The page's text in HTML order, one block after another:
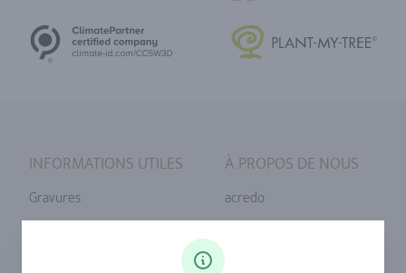
INFORMATIONS UTILES
Gravures
À PROPOS DE NOUS
acredo